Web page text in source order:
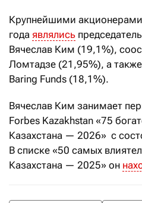
Крупнейшими
года являлись
Вячеслав Ким (19,1%),
Ломтадзе (21,95%), а
Baring Funds (18,1%).
Вячеслав Ким занимает
Forbes Kazakhstan «75
Казахстана — 2026» с
В списке «50 самых
Казахстана — 2025» он